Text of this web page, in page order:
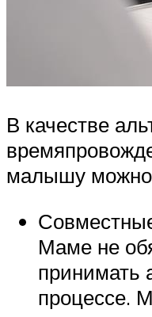
В качестве
малышу можно
Маме не
принимать
процессе.